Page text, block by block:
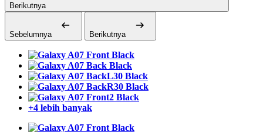
Berikutnya
Sebelumnya Berikutnya
+4 lebih banyak